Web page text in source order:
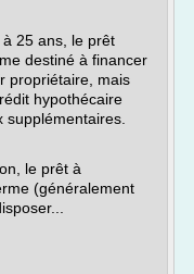
25 ans, le prêt
destiné à financer
propriétaire, mais
hypothécaire
le prêt à
(généralement